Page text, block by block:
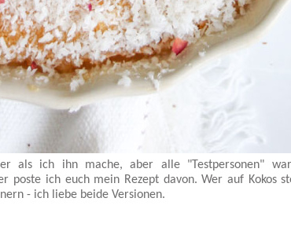
als ich ihn mache, aber alle "Testpersonen"
poste ich euch mein Rezept davon. Wer auf Kokos
- ich liebe beide Versionen.